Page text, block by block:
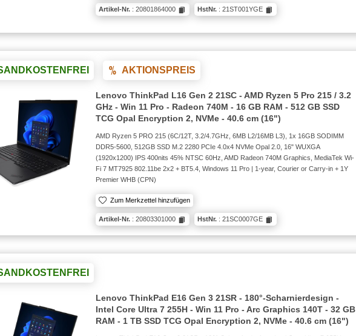
Artikel-Nr. : 20801864000 HstNr. : 21ST001YGE
AKTIONSPREIS
Lenovo ThinkPad L16 Gen 2 21SC - AMD Ryzen 5 Pro 215 / 3.2
GHz - Win 11 Pro - Radeon 740M - 16 GB RAM - 512 GB SSD
TCG Opal Encryption 2, NVMe - 40.6 cm (16")
AMD Ryzen 5 PRO 215 (6C/12T, 3.2/4.7GHz, 6MB L2/16MB L3), 1x 16GB SODIMM
DDR5-5600, 512GB SSD M.2 2280 PCIe 4.0x4 NVMe Opal 2.0, 16" WUXGA
(1920x1200) IPS 400nits 45% NTSC 60Hz, AMD Radeon 740M Graphics, MediaTek Wi-
Fi 7 MT7925 802.11be 2x2 + BT5.4, Windows 11 Pro | 1-year, Courier or Carry-in + 1Y
Premier WHB (CPN)
Zum Merkzettel hinzufügen
Artikel-Nr. : 20803301000 HstNr. : 21SC0007GE
Lenovo ThinkPad E16 Gen 3 21SR - 180°-Scharnierdesign -
Intel Core Ultra 7 255H - Win 11 Pro - Arc Graphics 140T - 32 GB
RAM - 1 TB SSD TCG Opal Encryption 2, NVMe - 40.6 cm (16")